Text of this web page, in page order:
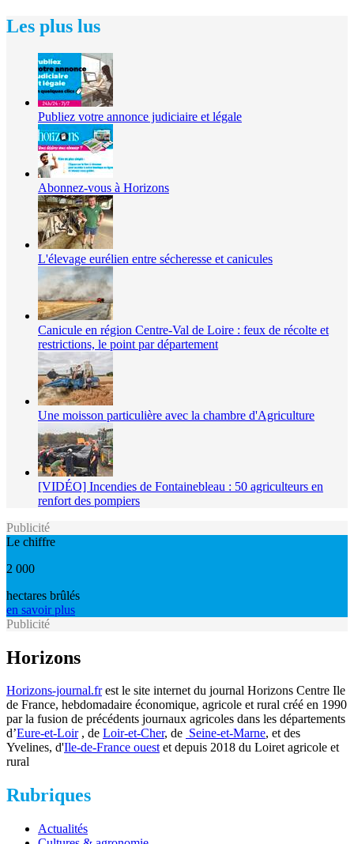
Les plus lus
Publiez votre annonce judiciaire et légale
Abonnez-vous à Horizons
L'élevage eurélien entre sécheresse et canicules
Canicule en région Centre-Val de Loire : feux de récolte et
restrictions, le point par département
Une moisson particulière avec la chambre d'Agriculture
[VIDÉO] Incendies de Fontainebleau : 50 agriculteurs en
renfort des pompiers
Publicité
Le chiffre
2 000
hectares brûlés
en savoir plus
Publicité
Horizons
Horizons-journal.frest le site internet du journal Horizons Centre Ile
de France, hebdomadaire économique, agricole et rural créé en 1990
par la fusion de précédents journaux agricoles dans les départements
d’Eure-et-Loir, de Loir-et-Cher, de Seine-et-Marne, et des
Yvelines, d'Ile-de-France ouestet depuis 2018 du Loiret agricole et
rural
Rubriques
Actualités